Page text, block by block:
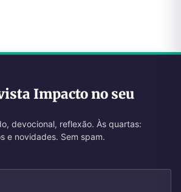
Impacto no seu
devocional, reflexão. Às quartas:
e novidades. Sem spam.